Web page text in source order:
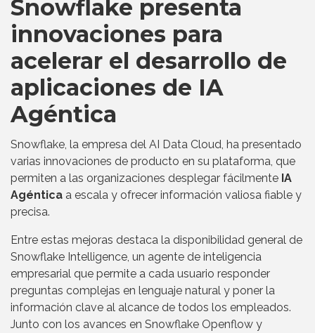
Snowflake presenta
innovaciones para
acelerar el desarrollo de
aplicaciones de IA
Agéntica
Snowflake, la empresa del AI Data Cloud, ha presentado
varias innovaciones de producto en su plataforma, que
permiten a las organizaciones desplegar fácilmente IA
Agéntica a escala y ofrecer información valiosa fiable y
precisa.
Entre estas mejoras destaca la disponibilidad general de
Snowflake Intelligence, un agente de inteligencia
empresarial que permite a cada usuario responder
preguntas complejas en lenguaje natural y poner la
información clave al alcance de todos los empleados.
Junto con los avances en Snowflake Openflow y